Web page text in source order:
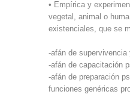
• Empírica y
vegetal, animal o
existenciales, que se
-afán de
-afán de capacitación
-afán de preparación
funciones genéricas